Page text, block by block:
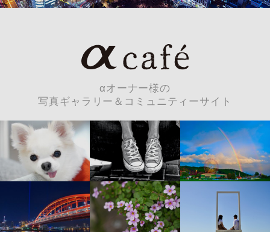
αオーナー様の
写真ギャラリー＆コミュニティーサイト